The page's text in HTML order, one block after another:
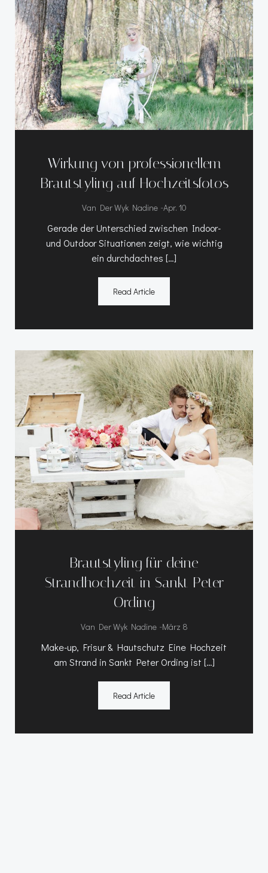
Wirkung von professionellem
Brautstyling auf Hochzeitsfotos
Van Der Wyk Nadine -Apr. 10
Gerade der Unterschied zwischen Indoor-
und Outdoor Situationen zeigt, wie wichtig
ein durchdachtes […]
Read Article
Brautstyling für deine
Strandhochzeit in Sankt Peter
Ording
Van Der Wyk Nadine -März 8
Make-up, Frisur & Hautschutz Eine Hochzeit
am Strand in Sankt Peter Ording ist […]
Read Article